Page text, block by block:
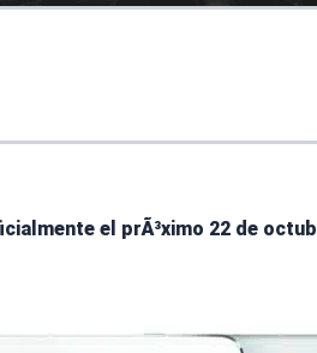
el prÃ³ximo 22 de